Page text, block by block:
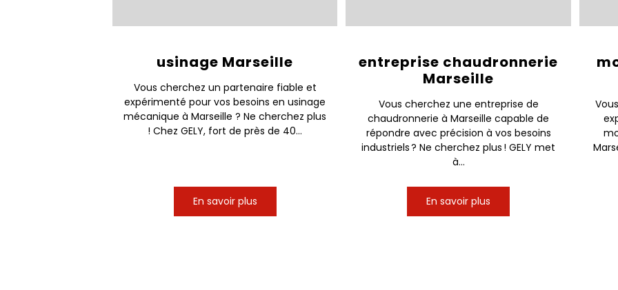
usinage Marseille
Vous cherchez un partenaire fiable et
expérimenté pour vos besoins en usinage
mécanique à Marseille ? Ne cherchez plus
! Chez GELY, fort de près de 40...
En savoir plus
entreprise chaudronnerie
Marseille
Vous cherchez une entreprise de
chaudronnerie à Marseille capable de
répondre avec précision à vos besoins
industriels ? Ne cherchez plus ! GELY met
à...
En savoir plus